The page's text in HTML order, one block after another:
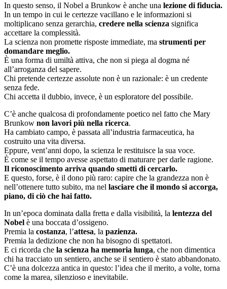
In questo senso, il Nobel a Brunkow è anche una lezione di fiducia.
In un tempo in cui le certezze vacillano e le informazioni si
moltiplicano senza gerarchia, credere nella scienza significa
accettare la complessità.
La scienza non promette risposte immediate, ma strumenti per
domandare meglio.
È una forma di umiltà attiva, che non si piega al dogma né
all’arroganza del sapere.
Chi pretende certezze assolute non è un razionale: è un credente
senza fede.
Chi accetta il dubbio, invece, è un esploratore del possibile.
C’è anche qualcosa di profondamente poetico nel fatto che Mary
Brunkow non lavori più nella ricerca.
Ha cambiato campo, è passata all’industria farmaceutica, ha
costruito una vita diversa.
Eppure, vent’anni dopo, la scienza le restituisce la sua voce.
È come se il tempo avesse aspettato di maturare per darle ragione.
Il riconoscimento arriva quando smetti di cercarlo.
E questo, forse, è il dono più raro: capire che la grandezza non è
nell’ottenere tutto subito, ma nel lasciare che il mondo si accorga,
piano, di ciò che hai fatto.
In un’epoca dominata dalla fretta e dalla visibilità, la lentezza del
Nobel è una boccata d’ossigeno.
Premia la costanza, l’attesa, la pazienza.
Premia la dedizione che non ha bisogno di spettatori.
E ci ricorda che la scienza ha memoria lunga, che non dimentica
chi ha tracciato un sentiero, anche se il sentiero è stato abbandonato.
C’è una dolcezza antica in questo: l’idea che il merito, a volte, torna
come la marea, silenzioso e inevitabile.